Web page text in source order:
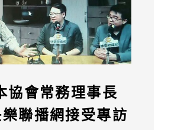
協會常務理事長
聯播網接受專訪